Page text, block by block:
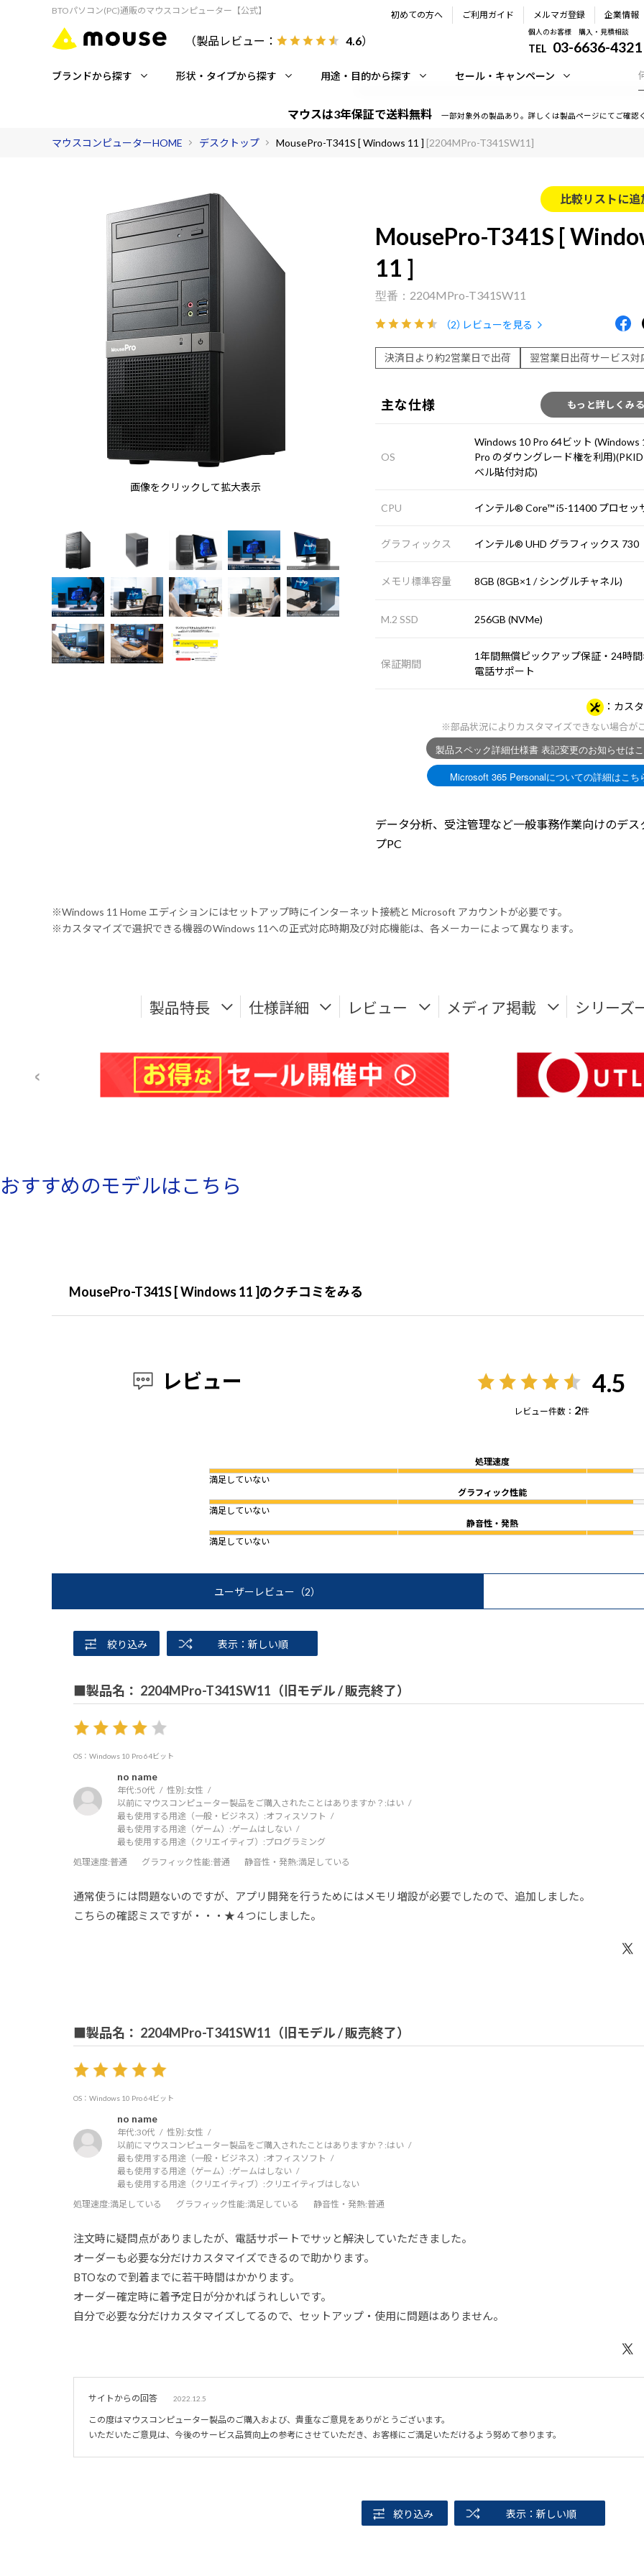
BTOパソコン(PC)通販のマウスコンピューター【公式】
（製品レビュー： 4.6）
初めての方へ ご利用ガイド メルマガ登録 企業情報
個人のお客様 購入・見積相談
TEL 03-6636-4321
ブランドから探す 形状・タイプから探す 用途・目的から探す セール・キャンペーン
マウスは3年保証で送料無料 一部対象外の製品あり。詳しくは製品ページにてご確認
マウスコンピューターHOME デスクトップ MousePro-T341S [ Windows 11 ] [2204MPro-T341SW11]
画像をクリックして拡大表示
比較リストに追
MousePro-T341S [
11 ]
2204MPro-T341SW11
（2）レビューを見る
決済日より約2営業日で出荷 翌営業日出荷サービス対
主な仕様 もっと詳しくみる
OS
Windows 10 Pro 64ビット (Windows
Pro のダウングレード権を利用)(PKID
ベル貼付対応)
CPU インテル® Core™ i5-11400 プロセッ
グラフィックス インテル® UHD グラフィックス 730
メモリ標準容量 8GB (8GB×1 / シングルチャネル)
M.2 SSD 256GB (NVMe)
保証期間
1年間無償ピックアップ保証・24時
電話サポート
カス
※部品状況によりカスタマイズできない場合が
データ分析、受注管理など一般事務作業向けのデス
プPC
※Windows 11 Home エディションにはセットアップ時にインターネット接続と Microsoft アカウントが必要です。
※カスタマイズで選択できる機器のWindows 11への正式対応時期及び対応機能は、各メーカーによって異なります。
製品特長 仕様詳細 レビュー メディア掲載 シリーズ
おすすめのモデルはこちら
MousePro-T341S [ Windows 11 ]のクチコミをみる
レビュー 4.5
レビュー件数： 2件
処理速度
満足していない
グラフィック性能
満足していない
静音性・発熱
満足していない
ユーザーレビュー （2）
絞り込み 表示：新しい順
■製品名： 2204MPro-T341SW11（旧モデル / 販売終了）
OS：Windows 10 Pro 64ビット
no name
年代:50代 性別:女性
以前にマウスコンピューター製品をご購入されたことはありますか？:はい
最も使用する用途（一般・ビジネス）:オフィスソフト
最も使用する用途（ゲーム）:ゲームはしない
最も使用する用途（クリエイティブ）:プログラミング
処理速度:普通 グラフィック性能:普通 静音性・発熱:満足している
通常使うには問題ないのですが、アプリ開発を行うためにはメモリ増設が必要でしたので、追加しました。
こちらの確認ミスですが・・・★４つにしました。
■製品名： 2204MPro-T341SW11（旧モデル / 販売終了）
OS：Windows 10 Pro 64ビット
no name
年代:30代 性別:女性
以前にマウスコンピューター製品をご購入されたことはありますか？:はい
最も使用する用途（一般・ビジネス）:オフィスソフト
最も使用する用途（ゲーム）:ゲームはしない
最も使用する用途（クリエイティブ）:クリエイティブはしない
処理速度:満足している グラフィック性能:満足している 静音性・発熱:普通
注文時に疑問点がありましたが、電話サポートでサッと解決していただきました。
オーダーも必要な分だけカスタマイズできるので助かります。
BTOなので到着までに若干時間はかかります。
オーダー確定時に着予定日が分かればうれしいです。
自分で必要な分だけカスタマイズしてるので、セットアップ・使用に問題はありません。
サイトからの回答 2022.12.5
この度はマウスコンピューター製品のご購入および、貴重なご意見をありがとうございます。
いただいたご意見は、今後のサービス品質向上の参考にさせていただき、お客様にご満足いただけるよう努めて参ります。
絞り込み 表示：新しい順